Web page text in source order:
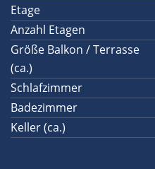
Etage
Anzahl Etagen
Größe Balkon / Terrasse
(ca.)
Schlafzimmer
Badezimmer
Keller (ca.)